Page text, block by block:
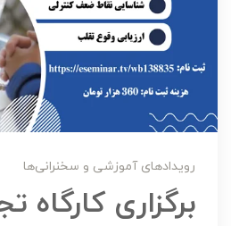
رویدادهای آموزشی و سخنرانی‌ها
برگزاری کارگاه